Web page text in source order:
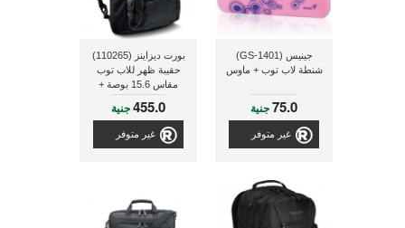
جينيس (GS-1401)
شنطة لاب توب + ماوس
75.0جنية
غير متوفر
بورت ديزاينز (110265)
حقيبة ظهر للاب توب
مقاس 15.6 بوصة +
جينيس بطارية شحن
خارجية محمولة سعة
U261)
455.0جنية
غير متوفر